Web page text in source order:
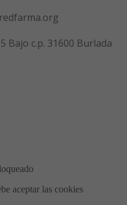
Bajo c.p. 31600 Burlada